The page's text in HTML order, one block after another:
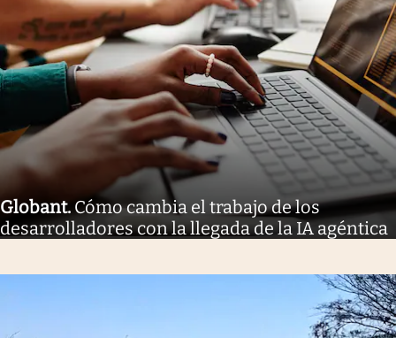
Globant. Cómo cambia el trabajo de los
desarrolladores con la llegada de la IA agéntica